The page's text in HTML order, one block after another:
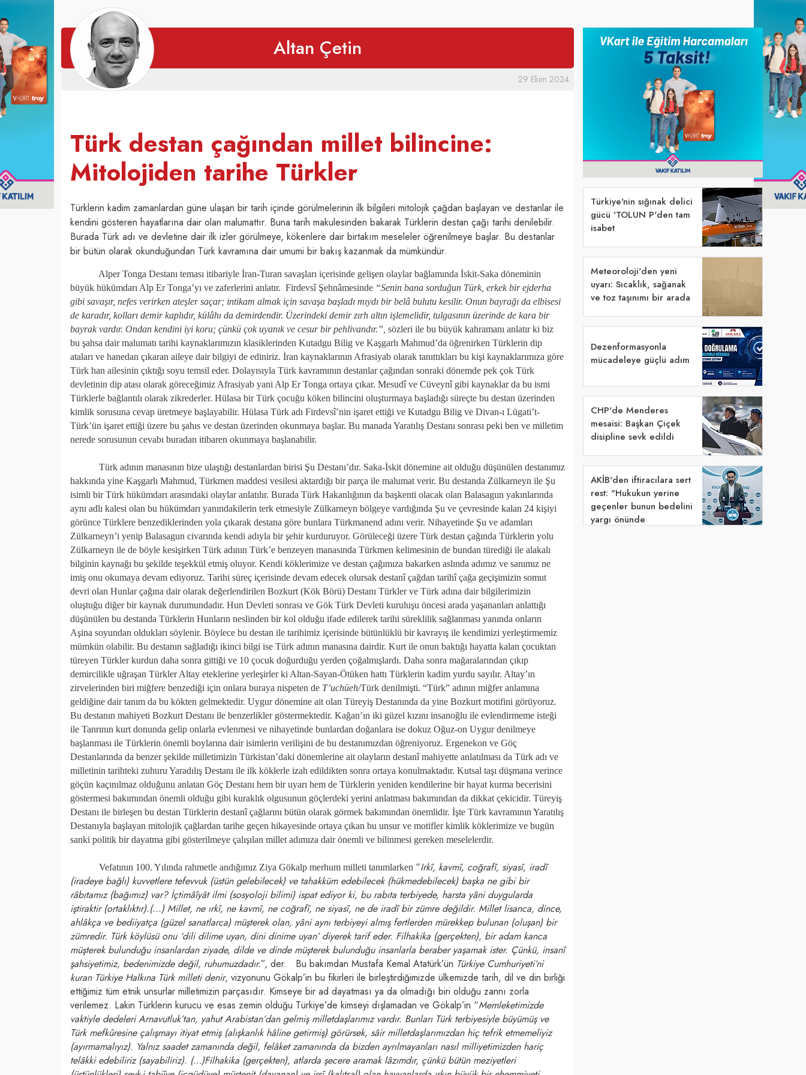
Altan Çetin
29 Ekim 2024
Türk destan çağından millet bilincine:
Mitolojiden tarihe Türkler
Türklerin kadim zamanlardan güne ulaşan bir tarih içinde görülmelerinin ilk bilgileri mitolojik çağdan başlayan ve destanlar ile
kendini gösteren hayatlarına dair olan malumattır. Buna tarih makulesinden bakarak Türklerin destan çağı tarihi denilebilir.
Burada Türk adı ve devletine dair ilk izler görülmeye, kökenlere dair birtakım meseleler öğrenilmeye başlar. Bu destanlar
bir bütün olarak okunduğundan Türk kavramına dair umumi bir bakış kazanmak da mümkündür.
Alper Tonga Destanı teması itibariyle İran-Turan savaşları içerisinde gelişen olaylar bağlamında İskit-Saka döneminin
büyük hükümdarı Alp Er Tonga’yı ve zaferlerini anlatır. Firdevsî Şehnâmesinde “Senin bana sorduğun Türk, erkek bir ejderha
gibi savaşır, nefes verirken ateşler saçar; intikam almak için savaşa başladı mıydı bir belâ bulutu kesilir. Onun bayrağı da elbisesi
de karadır, kolları demir kaplıdır, külâhı da demirdendir. Üzerindeki demir zırh altın işlemelidir, tulgasının üzerinde de kara bir
bayrak vardır. Ondan kendini iyi koru; çünkü çok uyanık ve cesur bir pehlivandır.”, sözleri ile bu büyük kahramanı anlatır ki biz
bu şahsa dair malumatı tarihi kaynaklarımızın klasiklerinden Kutadgu Bilig ve Kaşgarlı Mahmud’da öğrenirken Türklerin dip
ataları ve hanedan çıkaran aileye dair bilgiyi de ediniriz. İran kaynaklarının Afrasiyab olarak tanıttıkları bu kişi kaynaklarımıza göre
Türk han ailesinin çıktığı soyu temsil eder. Dolayısıyla Türk kavramının destanlar çağından sonraki dönemde pek çok Türk
devletinin dip atası olarak göreceğimiz Afrasiyab yani Alp Er Tonga ortaya çıkar. Mesudî ve Cüveynî gibi kaynaklar da bu ismi
Türklerle bağlantılı olarak zikrederler. Hülasa bir Türk çocuğu köken bilincini oluşturmaya başladığı süreçte bu destan üzerinden
kimlik sorusuna cevap üretmeye başlayabilir. Hülasa Türk adı Firdevsî’nin işaret ettiği ve Kutadgu Bilig ve Divan-ı Lügati’t-
Türk’ün işaret ettiği üzere bu şahıs ve destan üzerinden okunmaya başlar. Bu manada Yaratılış Destanı sonrası peki ben ve milletim
nerede sorusunun cevabı buradan itibaren okunmaya başlanabilir.
Türk adının manasının bize ulaştığı destanlardan birisi Şu Destanı’dır. Saka-İskit dönemine ait olduğu düşünülen destanımız
hakkında yine Kaşgarlı Mahmud, Türkmen maddesi vesilesi aktardığı bir parça ile malumat verir. Bu destanda Zülkarneyn ile Şu
isimli bir Türk hükümdarı arasındaki olaylar anlatılır. Burada Türk Hakanlığının da başkenti olacak olan Balasagun yakınlarında
aynı adlı kalesi olan bu hükümdarı yanındakilerin terk etmesiyle Zülkarneyn bölgeye vardığında Şu ve çevresinde kalan 24 kişiyi
görünce Türklere benzediklerinden yola çıkarak destana göre bunlara Türkmanend adını verir. Nihayetinde Şu ve adamları
Zülkarneyn’i yenip Balasagun civarında kendi adıyla bir şehir kurduruyor. Görüleceği üzere Türk destan çağında Türklerin yolu
Zülkarneyn ile de böyle kesişirken Türk adının Türk’e benzeyen manasında Türkmen kelimesinin de bundan türediği ile alakalı
bilginin kaynağı bu şekilde teşekkül etmiş oluyor. Kendi köklerimize ve destan çağımıza bakarken aslında adımız ve sanımız ne
imiş onu okumaya devam ediyoruz. Tarihi süreç içerisinde devam edecek olursak destanî çağdan tarihî çağa geçişimizin somut
devri olan Hunlar çağına dair olarak değerlendirilen Bozkurt (Kök Börü) Destanı Türkler ve Türk adına dair bilgilerimizin
oluştuğu diğer bir kaynak durumundadır. Hun Devleti sonrası ve Gök Türk Devleti kuruluşu öncesi arada yaşananları anlattığı
düşünülen bu destanda Türklerin Hunların neslinden bir kol olduğu ifade edilerek tarihi süreklilik sağlanması yanında onların
Aşina soyundan oldukları söylenir. Böylece bu destan ile tarihimiz içerisinde bütünlüklü bir kavrayış ile kendimizi yerleştirmemiz
mümkün olabilir. Bu destanın sağladığı ikinci bilgi ise Türk adının manasına dairdir. Kurt ile onun baktığı hayatta kalan çocuktan
türeyen Türkler kurdun daha sonra gittiği ve 10 çocuk doğurduğu yerden çoğalmışlardı. Daha sonra mağaralarından çıkıp
demircilikle uğraşan Türkler Altay eteklerine yerleşirler ki Altan-Sayan-Ötüken hattı Türklerin kadim yurdu sayılır. Altay’ın
zirvelerinden biri miğfere benzediği için onlara buraya nispeten de T’uchüeh/Türk denilmişti. “Türk” adının miğfer anlamına
geldiğine dair tanım da bu kökten gelmektedir. Uygur dönemine ait olan Türeyiş Destanında da yine Bozkurt motifini görüyoruz.
Bu destanın mahiyeti Bozkurt Destanı ile benzerlikler göstermektedir. Kağan’ın iki güzel kızını insanoğlu ile evlendirmeme isteği
ile Tanrının kurt donunda gelip onlarla evlenmesi ve nihayetinde bunlardan doğanlara ise dokuz Oğuz-on Uygur denilmeye
başlanması ile Türklerin önemli boylarına dair isimlerin verilişini de bu destanımızdan öğreniyoruz. Ergenekon ve Göç
Destanlarında da benzer şekilde milletimizin Türkistan’daki dönemlerine ait olayların destanî mahiyette anlatılması da Türk adı ve
milletinin tarihteki zuhuru Yaradılış Destanı ile ilk köklerle izah edildikten sonra ortaya konulmaktadır. Kutsal taşı düşmana verince
göçün kaçınılmaz olduğunu anlatan Göç Destanı hem bir uyarı hem de Türklerin yeniden kendilerine bir hayat kurma becerisini
göstermesi bakımından önemli olduğu gibi kuraklık olgusunun göçlerdeki yerini anlatması bakımından da dikkat çekicidir. Türeyiş
Destanı ile birleşen bu destan Türklerin destanî çağlarını bütün olarak görmek bakımından önemlidir. İşte Türk kavramının Yaratılış
Destanıyla başlayan mitolojik çağlardan tarihe geçen hikayesinde ortaya çıkan bu unsur ve motifler kimlik köklerimize ve bugün
sanki politik bir dayatma gibi gösterilmeye çalışılan millet adımıza dair önemli ve bilinmesi gereken meselelerdir.
Vefatının 100. Yılında rahmetle andığımız Ziya Gökalp merhum milleti tanımlarken “Irkî, kavmî, coğrafî, siyasî, iradî
(iradeye bağlı) kuvvetlere tefevvuk (üstün gelebilecek) ve tahakküm edebilecek (hükmedebilecek) başka ne gibi bir
râbıtamız (bağımız) var? İçtimâîyât ilmi (sosyoloji bilimi) ispat ediyor ki, bu rabıta terbiyede, harsta yâni duygularda
iştiraktir (ortaklıktır).(...) Millet, ne ırkî, ne kavmî, ne coğrafî, ne siyasî, ne de iradî bir zümre değildir. Millet lisanca, dince,
ahlâkça ve bediiyatça (güzel sanatlarca) müşterek olan, yâni aynı terbiyeyi almış fertlerden mürekkep bulunan (oluşan) bir
zümredir. Türk köylüsü onu ‘dili dilime uyan, dini dinime uyan’ diyerek tarif eder. Filhakika (gerçekten), bir adam kanca
müşterek bulunduğu insanlardan ziyade, dilde ve dinde müşterek bulunduğu insanlarla beraber yaşamak ister. Çünkü, insanî
şahsiyetimiz, bedenimizde değil, ruhumuzdadır.”, der. Bu bakımdan Mustafa Kemal Atatürk’ün Türkiye Cumhuriyeti’ni
kuran Türkiye Halkına Türk milleti denir, vizyonunu Gökalp’in bu fikirleri ile birleştirdiğimizde ülkemizde tarih, dil ve din birliği
ettiğimiz tüm etnik unsurlar milletimizin parçasıdır. Kimseye bir ad dayatması ya da olmadığı biri olduğu zannı zorla
verilemez. Lakin Türklerin kurucu ve esas zemin olduğu Türkiye’de kimseyi dışlamadan ve Gökalp’in “Memleketimizde
vaktiyle dedeleri Arnavutluk’tan, yahut Arabistan’dan gelmiş milletdaşlarımız vardır. Bunları Türk terbiyesiyle büyümüş ve
Türk mefkûresine çalışmayı itiyat etmiş (alışkanlık hâline getirmiş) görürsek, sâir milletdaşlarımızdan hiç tefrik etmemeliyiz
(ayırmamalıyız). Yalnız saadet zamanında değil, felâket zamanında da bizden ayrılmayanları nasıl milliyetimizden hariç
telâkki edebiliriz (sayabiliriz). (…)Filhakika (gerçekten), atlarda şecere aramak lâzımdır, çünkü bütün meziyetleri
Türkiye'nin sığınak delici
gücü 'TOLUN P'den tam
isabet
Meteoroloji'den yeni
uyarı: Sıcaklık, sağanak
ve toz taşınımı bir arada
Dezenformasyonla
mücadeleye güçlü adım
CHP'de Menderes
mesaisi: Başkan Çiçek
disipline sevk edildi
​AKİB'den iftiracılara sert
rest: "Hukukun yerine
geçenler bunun bedelini
yargı önünde